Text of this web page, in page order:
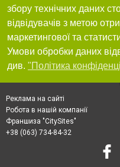
збору технічних даних
відвідувачів з метою
маркетингової та
Умови обробки даних
див. "Політика
Реклама на сайті
Робота в нашій компанії
Франшиза "CitySites"
+38 (063) 734-84-32